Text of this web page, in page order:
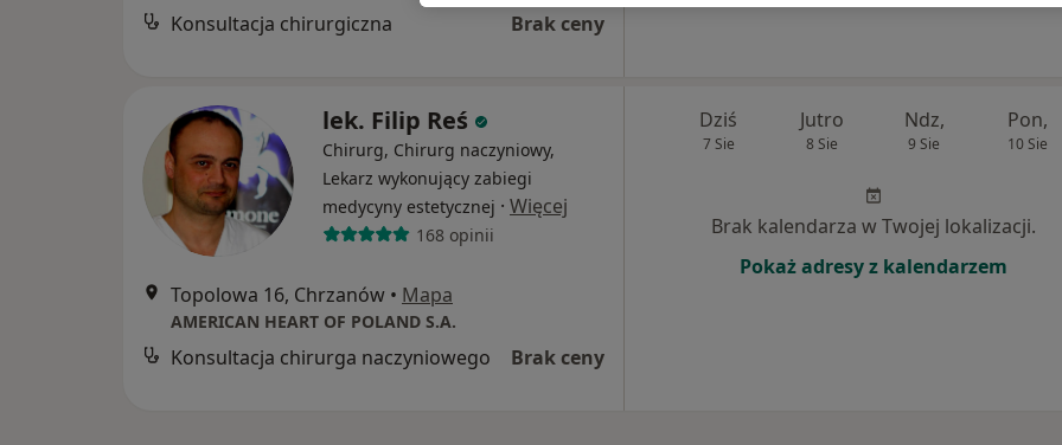
Konsultacja chirurgiczna Brak ceny
lek. Filip Reś
Chirurg, Chirurg naczyniowy,
Lekarz wykonujący zabiegi
medycyny estetycznej · Więcej
168 opinii
Topolowa 16, Chrzanów • Mapa
AMERICAN HEART OF POLAND S.A.
Konsultacja chirurga naczyniowego Brak ceny
Dziś
7 Sie
Jutro
8 Sie
Ndz,
9 Sie
Pon,
10 Sie
Brak kalendarza w Twojej lokalizacji.
Pokaż adresy z kalendarzem